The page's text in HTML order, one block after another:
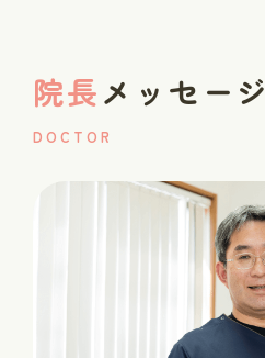
院長メッセージ
DOCTOR